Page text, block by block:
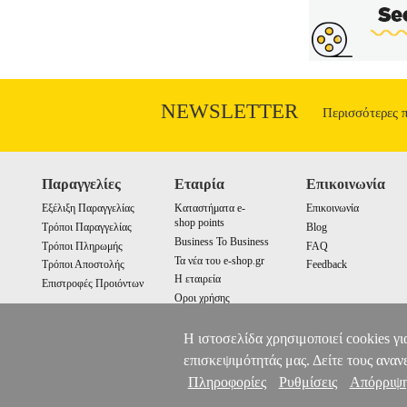
pommes. Με ρυθμιζόμενες ράντες.
pommes είναι αναγνωρισμένη
αγόρα ρούχων από υλικά
πλύσης>Ακολουθήστε τις οδηγίες
συνδυάσετε τα προϊόντα αυτά με τα
παραλάβετε από οποιοδήποτε
NEWSLETTER Περισσότερες
Παραγγελίες
Εξέλιξη Παραγγελίας
Τρόποι Παραγγελίας
Τρόποι Πληρωμής
Τρόποι Αποστολής
Επιστροφές Προιόντων
Εταιρία
Καταστήματα e-
shop points
Business To Business
Τα νέα του e-shop.gr
Η εταιρεία
Οροι χρήσης
Επικοινωνία
Επικοινωνία
Blog
FAQ
Feedback
Η ιστοσελίδα χρησιμοποιεί cookies
επισκεψιμότητάς μας. Δείτε τους
Πληροφορίες
Ρυθμίσεις